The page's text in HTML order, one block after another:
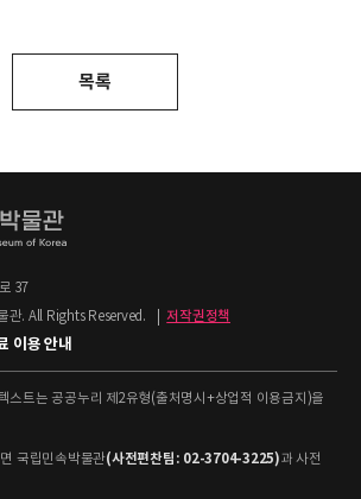
목록
37
. All Rights Reserved.
저작권정책
이용 안내
스트는 공공누리 제2유형(출처명시+상업적 이용금지)을
국립민속박물관(사전편찬팀: 02-3704-3225)과 사전